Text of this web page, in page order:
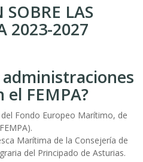
LAS
2023-2027
administraciones
FEMPA?
Fondo Europeo Marítimo, de
Marítima de la Consejería de
del Principado de Asturias.